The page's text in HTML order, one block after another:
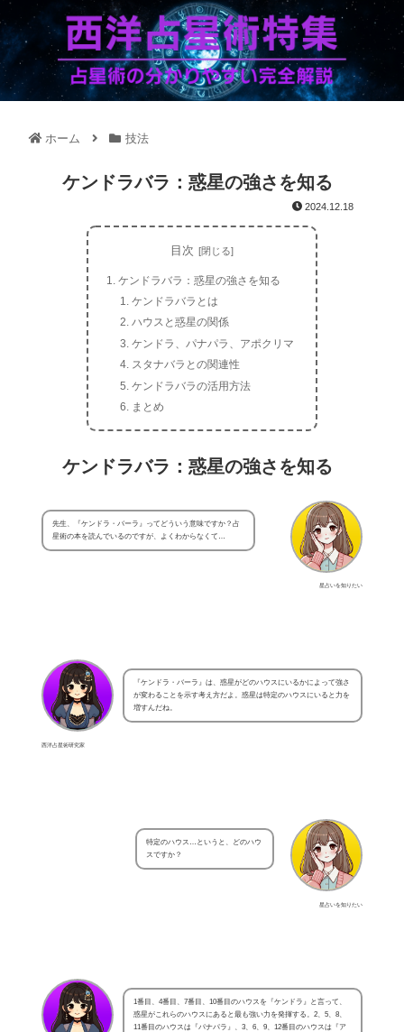
ホーム 技法
ケンドラバラ：惑星の強さを知る
2024.12.18
目次
ケンドラバラ：惑星の強さを知る
ケンドラバラとは
ハウスと惑星の関係
ケンドラ、パナパラ、アポクリマ
スタナバラとの関連性
ケンドラバラの活用方法
まとめ
ケンドラバラ：惑星の強さを知る
星占いを知りたい
先生、『ケンドラ・バーラ』ってどういう意味ですか？占
星術の本を読んでいるのですが、よくわからなくて…
西洋占星術研究家
『ケンドラ・バーラ』は、惑星がどのハウスにいるかによって強さ
が変わることを示す考え方だよ。惑星は特定のハウスにいると力を
増すんだね。
星占いを知りたい
特定のハウス…というと、どのハウ
スですか？
1番目、4番目、7番目、10番目のハウスを『ケンドラ』と言って、
惑星がこれらのハウスにあると最も強い力を発揮する。2、5、8、
11番目のハウスは『パナパラ』、3、6、9、12番目のハウスは『ア